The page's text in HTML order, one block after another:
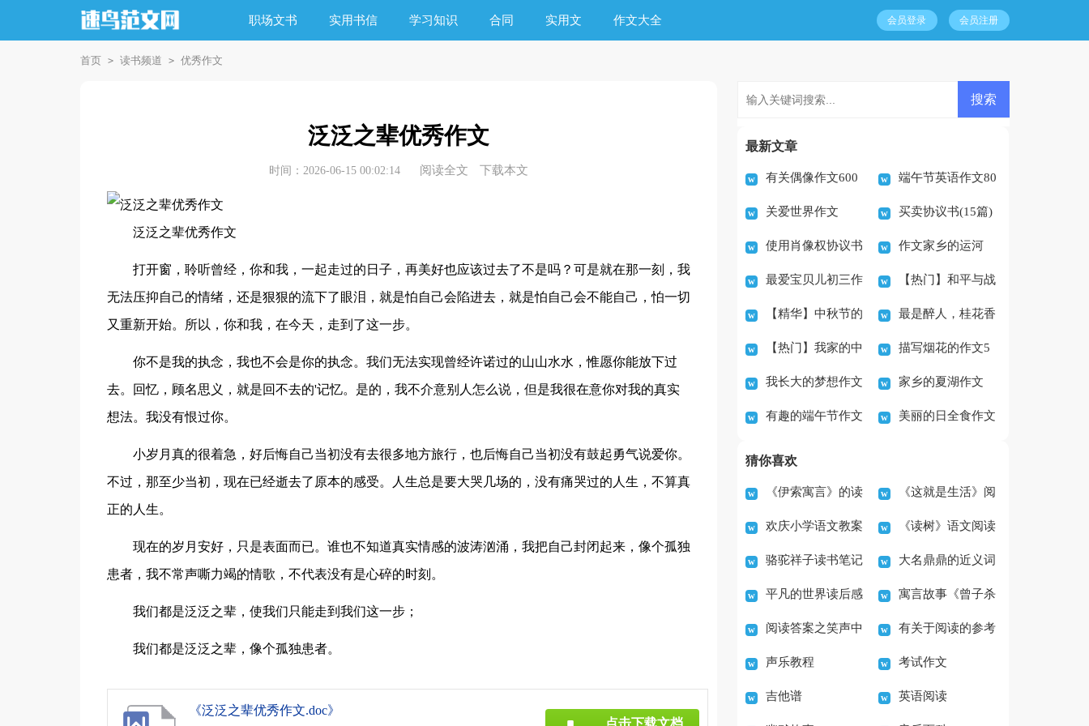
职场文书 实用书信 学习知识 合同 实用文 作文大全 会员登录 会员注册
首页 > 读书频道 > 优秀作文
泛泛之辈优秀作文
时间：2026-06-15 00:02:14 阅读全文 下载本文
泛泛之辈优秀作文
打开窗，聆听曾经，你和我，一起走过的日子，再美好也应该过去了不是吗？可是就在那一刻，我
无法压抑自己的情绪，还是狠狠的流下了眼泪，就是怕自己会陷进去，就是怕自己会不能自己，怕一切
又重新开始。所以，你和我，在今天，走到了这一步。
你不是我的执念，我也不会是你的执念。我们无法实现曾经许诺过的山山水水，惟愿你能放下过
去。回忆，顾名思义，就是回不去的'记忆。是的，我不介意别人怎么说，但是我很在意你对我的真实
想法。我没有恨过你。
小岁月真的很着急，好后悔自己当初没有去很多地方旅行，也后悔自己当初没有鼓起勇气说爱你。
不过，那至少当初，现在已经逝去了原本的感受。人生总是要大哭几场的，没有痛哭过的人生，不算真
正的人生。
现在的岁月安好，只是表面而已。谁也不知道真实情感的波涛汹涌，我把自己封闭起来，像个孤独
患者，我不常声嘶力竭的情歌，不代表没有是心碎的时刻。
我们都是泛泛之辈，使我们只能走到我们这一步；
我们都是泛泛之辈，像个孤独患者。
《泛泛之辈优秀作文.doc》
点击下载文档
最新文章
有关偶像作文600
字集合七篇
端午节英语作文80
词带翻译
关爱世界作文 买卖协议书(15篇)
使用肖像权协议书 作文家乡的运河
最爱宝贝儿初三作
文
【热门】和平与战
争作文300字5篇
【精华】中秋节的
作文300字10篇
最是醉人，桂花香
作文
【热门】我家的中
秋节作文
描写烟花的作文5
篇
我长大的梦想作文
3篇
家乡的夏湖作文
有趣的端午节作文 美丽的日全食作文
猜你喜欢
《伊索寓言》的读
后心得
《这就是生活》阅
读答案精选
欢庆小学语文教案 《读树》语文阅读
及答案
骆驼祥子读书笔记
400字（通用44篇）
大名鼎鼎的近义词
是什么
平凡的世界读后感
范文4篇
寓言故事《曾子杀
猪》读后感
阅读答案之笑声中
的雅俗之辨
有关于阅读的参考
答案
声乐教程 考试作文
吉他谱 英语阅读